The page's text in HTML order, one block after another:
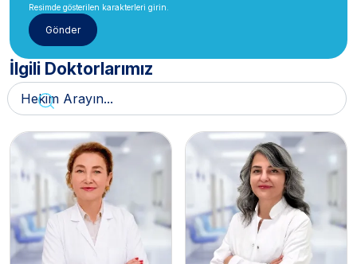
Resimde gösterilen karakterleri girin.
İlgili Doktorlarımız